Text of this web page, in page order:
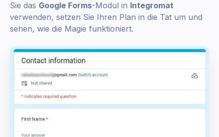
Sie das Google Forms-Modul in Integromat
verwenden, setzen Sie Ihren Plan in die Tat um und
sehen, wie die Magie funktioniert.